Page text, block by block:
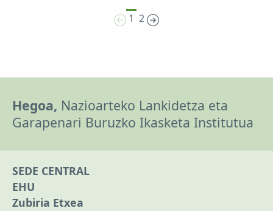
1 2
Hegoa, Nazioarteko Lankidetza eta
Garapenari Buruzko Ikasketa Institutua
SEDE CENTRAL
EHU
Zubiria Etxea